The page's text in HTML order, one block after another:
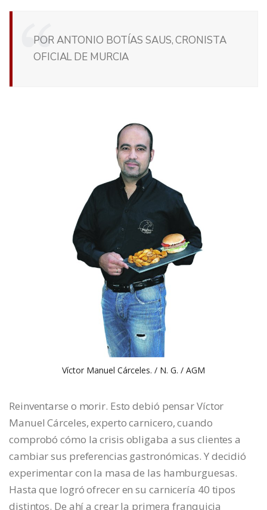
POR ANTONIO BOTÍAS SAUS, CRONISTA
OFICIAL DE MURCIA
Víctor Manuel Cárceles. / N. G. / AGM
Reinventarse o morir. Esto debió pensar Víctor
Manuel Cárceles, experto carnicero, cuando
comprobó cómo la crisis obligaba a sus clientes a
cambiar sus preferencias gastronómicas. Y decidió
experimentar con la masa de las hamburguesas.
Hasta que logró ofrecer en su carnicería 40 tipos
distintos. De ahí a crear la primera franquicia